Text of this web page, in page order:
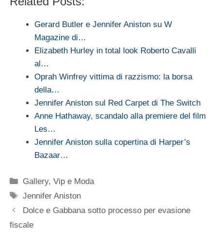
Gerard Butler e Jennifer Aniston su W
Magazine di…
Elizabeth Hurley in total look Roberto Cavalli
al…
Oprah Winfrey vittima di razzismo: la borsa
della…
Jennifer Aniston sul Red Carpet di The Switch
Anne Hathaway, scandalo alla premiere del film
Les…
Jennifer Aniston sulla copertina di Harper’s
Bazaar…
Categorie
Gallery,Vip e Moda
Tag
Jennifer Aniston
Dolce e Gabbana sotto processo per evasione
fiscale